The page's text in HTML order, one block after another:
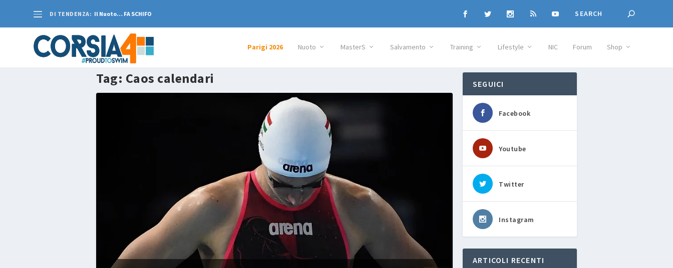
DI TENDENZA: Il Nuoto… FA SCHIFO
Parigi 2026 Nuoto MasterS Salvamento Training Lifestyle NIC Forum Shop
Tag: Caos calendari SEGUICI
Facebook
Youtube
Twitter
Instagram
ARTICOLI RECENTI